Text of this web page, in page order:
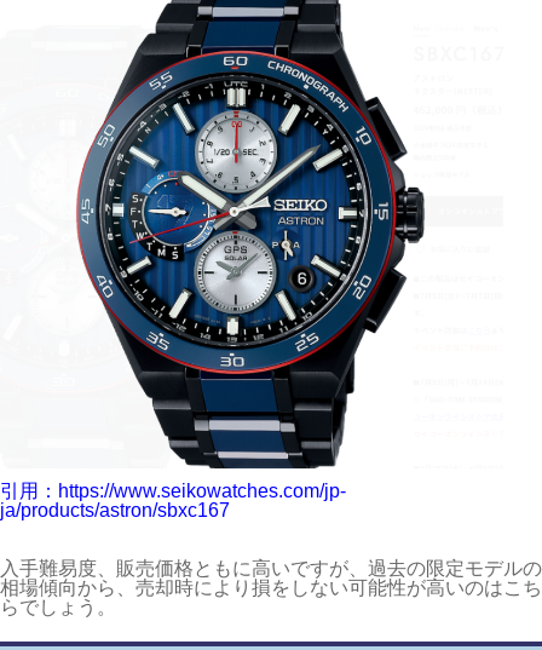
引用：https://www.seikowatches.com/jp-
ja/products/astron/sbxc167
入手難易度、販売価格ともに高いですが、過去の限定モデルの
相場傾向から、売却時により損をしない可能性が高いのはこち
らでしょう。